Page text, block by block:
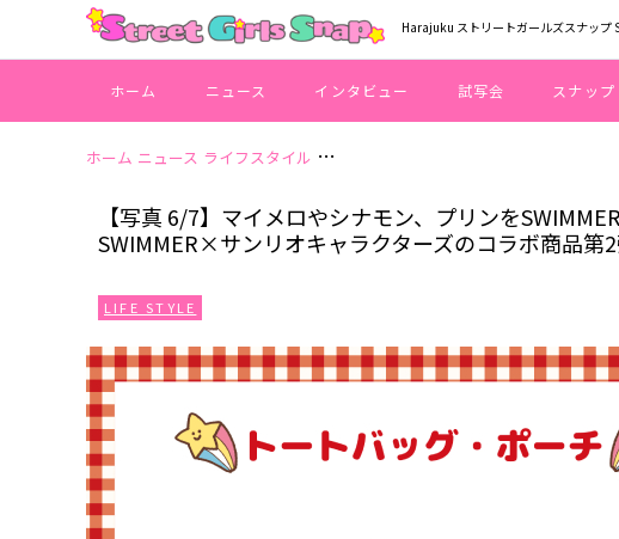
Harajuku ストリートガールズスナップ
ホーム ニュース インタビュー 試写会 スナップ
ホーム ニュース ライフスタイル 【写真 6/7】マイメロやシナモン、プリン
【写真 6/7】マイメロやシナモン、プリンを
SWIMMER×サンリオキャラクターズのコラボ商品第2
LIFE STYLE